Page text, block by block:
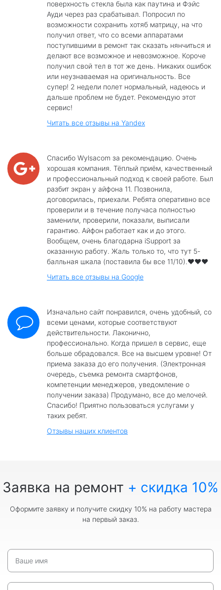
поверхность стекла была как паутина и Фэйс
Ауди через раз срабатывал. Попросил по
возможности сохранить хотяб матрицу, на что
получил ответ, что со всеми аппаратами
поступившими в ремонт так сказать нянчиться и
делают все возможное и невозможное. Короче
получил свой тел в тот же день. Никаких ошибок
или неузнаваемая на оригинальность. Все
супер! 2 недели полет нормальный, надеюсь и
дальше проблем не будет. Рекомендую этот
сервис!
Читать все отзывы на Yandex
Спасибо Wylsacom за рекомендацию. Очень
хорошая компания. Тёплый приём, качественный
и профессиональный подход к своей работе. Был
разбит экран у айфона 11. Позвонила,
договорилась, приехали. Ребята оперативно все
проверили и в течение получаса полностью
заменили, проверили, показали, выписали
гарантию. Айфон работает как и до этого.
Вообщем, очень благодарна iSupport за
оказанную работу. Жаль только то, что тут 5-
балльная шкала (поставила бы все 11/10).❤️❤️❤️
Читать все отзывы на Google
Изначально сайт понравился, очень удобный, со
всеми ценами, которые соответствуют
действительности. Лаконично,
профессионально. Когда пришел в сервис, еще
больше обрадовался. Все на высшем уровне! От
приема заказа до его получения. (Электронная
очередь, съемка ремонта смартфонов,
компетенции менеджеров, уведомление о
получении заказа) Продумано, все до мелочей.
Спасибо! Приятно пользоваться услугами у
таких ребят.
Отзывы наших клиентов
Заявка на ремонт + скидка 10%
Оформите заявку и получите скидку 10% на работу мастера
на первый заказ.